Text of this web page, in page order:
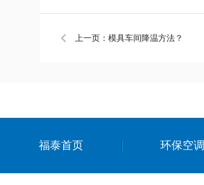
上一页：模具车间降温方法？
福泰首页 环保空调